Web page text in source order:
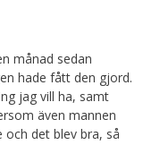
månad sedan
hade fått den gjord.
jag vill ha, samt
även mannen
det blev bra, så